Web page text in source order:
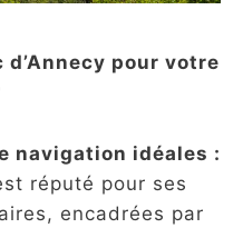
pour votre
navigation idéales :
réputé pour ses
encadrées par